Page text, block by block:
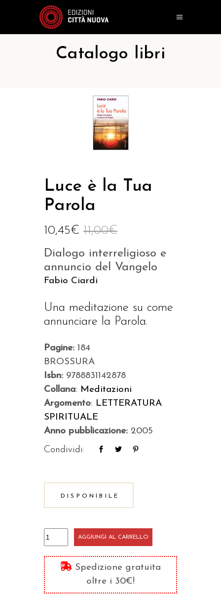
Catalogo libri
Luce è la Tua
Parola
11,00€
10,45€
Dialogo interreligioso e
annuncio del Vangelo
Fabio Ciardi
Una meditazione su come
annunciare la Parola.
Pagine: 184
BROSSURA
Isbn: 9788831142878
Collana: Meditazioni
Argomento: LETTERATURA
SPIRITUALE
Anno pubblicazione: 2005
Condividi:
DISPONIBILE
Luce
è
la
Tua
Parola
AGGIUNGI AL CARRELLO
Spedizione gratuita
oltre i 30€!